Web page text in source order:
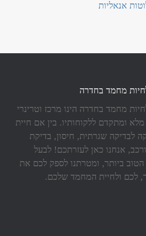
אנאליות
מחמד בחדרה
מחמד בחדרה הינו מרכז וטרינרי
מלא ומתקדם ללקוחותיו. בין אם חיית
לבדיקה שגרתית, חיסון, בדיקת
אנחנו כאן לעזרתכם! לבעל
ביותר, ומטרתנו לספק לכם את
לכם ולחיית המחמד שלכם.